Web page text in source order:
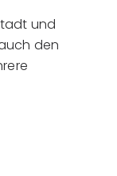
und
den